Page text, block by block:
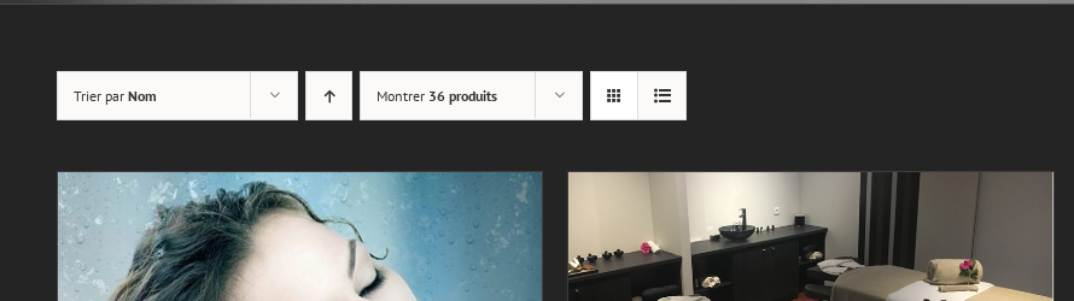
Trier par Nom Montrer 36 produits